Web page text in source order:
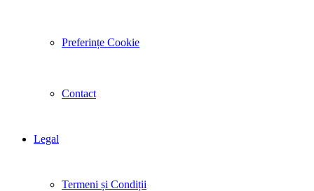
Preferințe Cookie
Contact
Legal
Termeni și Condiții